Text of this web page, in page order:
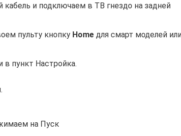
и подключаем в ТВ гнездо на задней
пульту кнопку Home для смарт моделей
в пункт Настройка.
на Пуск